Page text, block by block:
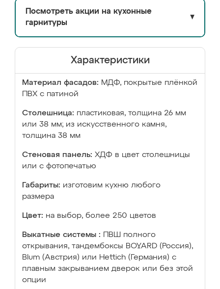
Посмотреть акции на кухонные
гарнитуры
▼
Характеристики
Материал фасадов: МДФ, покрытые плёнкой
ПВХ с патиной
Столешница: пластиковая, толщина 26 мм
или 38 мм; из искусственного камня,
толщина 38 мм
Стеновая панель: ХДФ в цвет столешницы
или с фотопечатью
Габариты: изготовим кухню любого
размера
Цвет: на выбор, более 250 цветов
Выкатные системы :
ПВШ полного
открывания, тандембоксы BOYARD (Россия),
Blum (Австрия) или Hettich (Германия) с
плавным закрыванием дверок или без этой
опции